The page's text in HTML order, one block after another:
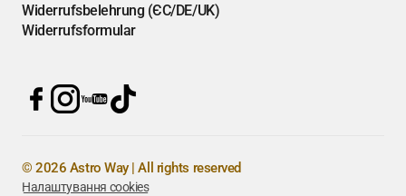
Widerrufsbelehrung (ЄС/DE/UK)
Widerrufsformular
© 2026 Astro Way | All rights reserved
Налаштування cookies